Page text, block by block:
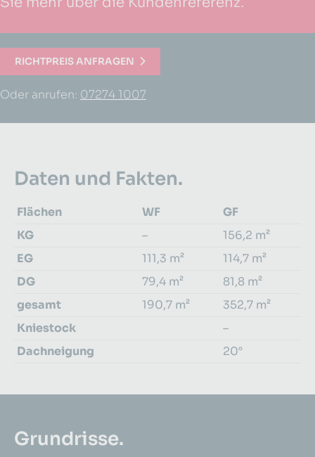
RICHTPREIS ANFRAGEN
Oder anrufen: 07274 1007
Daten und Fakten.
Flächen WF
GF
KG
–
156,2 m²
EG
111,3 m²
114,7 m²
DG
79,4 m²
81,8 m²
gesamt
190,7 m²
352,7 m²
Kniestock
–
Dachneigung
20°
Grundrisse.